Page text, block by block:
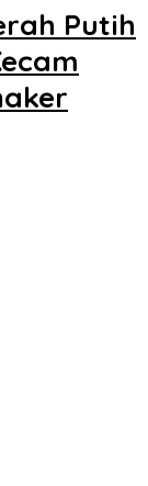
Putih